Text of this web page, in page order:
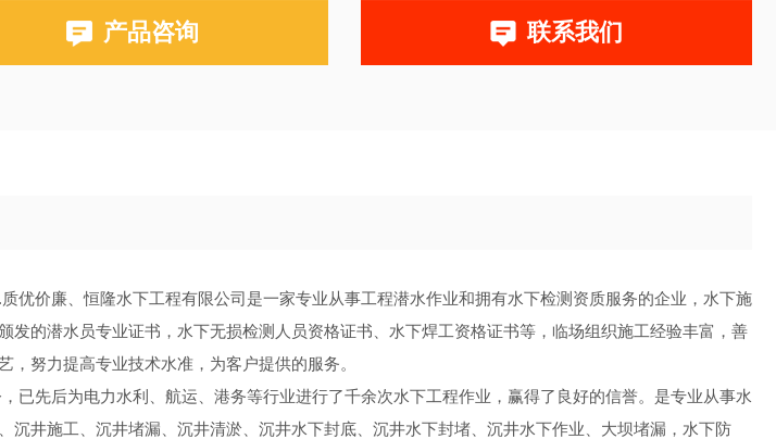
产品咨询 联系我们
优价廉、恒隆水下工程有限公司是一家专业从事工程潜水作业和拥有水下检测资质服务的企业，水下施
发的潜水员专业证书，水下无损检测人员资格证书、水下焊工资格证书等，临场组织施工经验丰富，善
，努力提高专业技术水准，为客户提供的服务。
已先后为电力水利、航运、港务等行业进行了千余次水下工程作业，赢得了良好的信誉。是专业从事水
沉井施工、沉井堵漏、沉井清淤、沉井水下封底、沉井水下封堵、沉井水下作业、大坝堵漏，水下防